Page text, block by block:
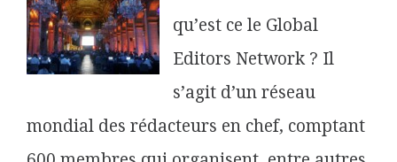
qu’est ce le Global
Editors Network ? Il
s’agit d’un réseau
mondial des rédacteurs en chef, comptant